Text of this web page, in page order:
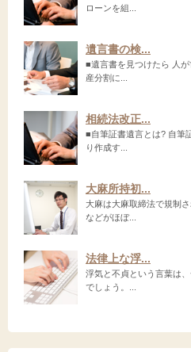
ローンを組...
遺言書の検...
■遺言書を見つけたら 人
産分割に...
相続法改正...
■自筆証書遺言とは? 自筆
り作成す...
大麻所持初...
大麻は大麻取締法で規制
などがほぼ...
法律上な浮...
浮気と不貞という言葉は
でしょう。...